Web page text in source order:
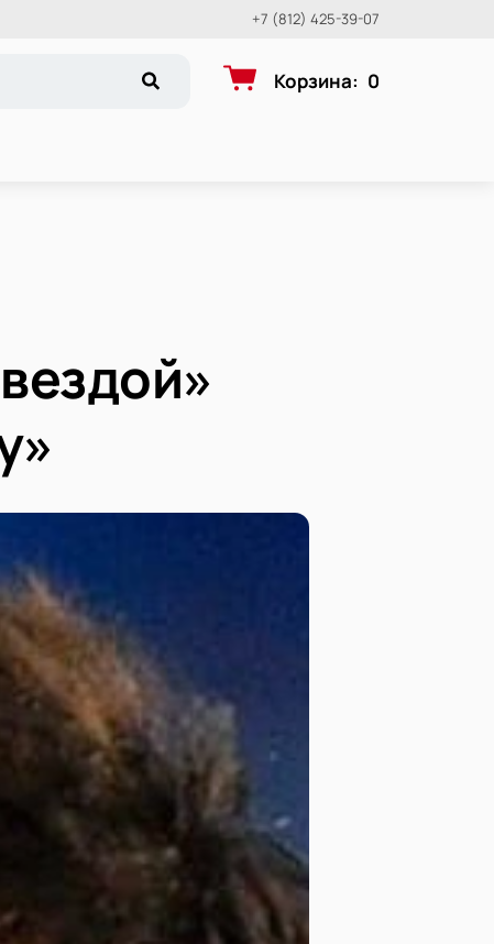
+7 (812) 425-39-07
Корзина: 0